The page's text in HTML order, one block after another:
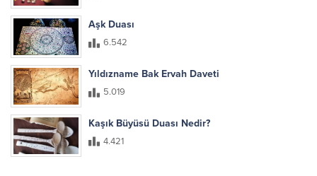
Aşk Duası
6.542
Yıldızname Bak Ervah Daveti
5.019
Kaşık Büyüsü Duası Nedir?
4.421